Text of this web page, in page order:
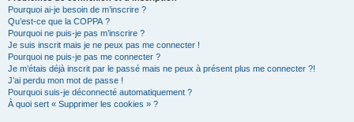
Pourquoi ai-je besoin de m’inscrire ?
Qu’est-ce que la COPPA ?
Pourquoi ne puis-je pas m’inscrire ?
Je suis inscrit mais je ne peux pas me connecter !
Pourquoi ne puis-je pas me connecter ?
Je m’étais déjà inscrit par le passé mais ne peux à présent plus me connecter ?!
J’ai perdu mon mot de passe !
Pourquoi suis-je déconnecté automatiquement ?
À quoi sert « Supprimer les cookies » ?